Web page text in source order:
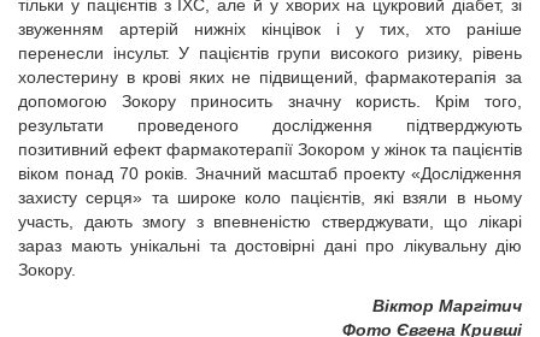
тільки у пацієнтів з ІХС, але й у хворих на цукровий діабет, зі
звуженням артерій нижніх кінцівок і у тих, хто раніше
перенесли інсульт. У пацієнтів групи високого ризику, рівень
холестерину в крові яких не підвищений, фармакотерапія за
допомогою Зокору приносить значну користь. Крім того,
результати проведеного дослідження підтверджують
позитивний ефект фармакотерапії Зокором у жінок та пацієнтів
віком понад 70 років. Значний масштаб проекту «Дослідження
захисту серця» та широке коло пацієнтів, які взяли в ньому
участь, дають змогу з впевненістю стверджувати, що лікарі
зараз мають унікальні та достовірні дані про лікувальну дію
Зокору.
Віктор Маргітич
Фото Євгена Кривші